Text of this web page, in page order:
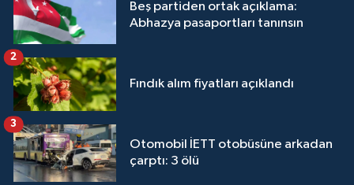
Beş partiden ortak açıklama:
Abhazya pasaportları tanınsın
Fındık alım fiyatları açıklandı
2
Otomobil İETT otobüsüne arkadan
çarptı: 3 ölü
3